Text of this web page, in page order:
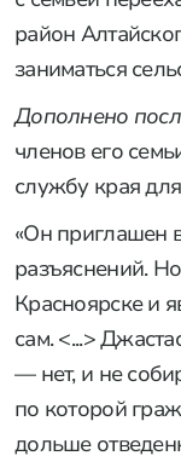
район
заниматься
Дополнено
членов его
службу края
«Он приглашен
разъяснений.
Красноярске и
сам. <...>
— нет, и не
по которой
дольше